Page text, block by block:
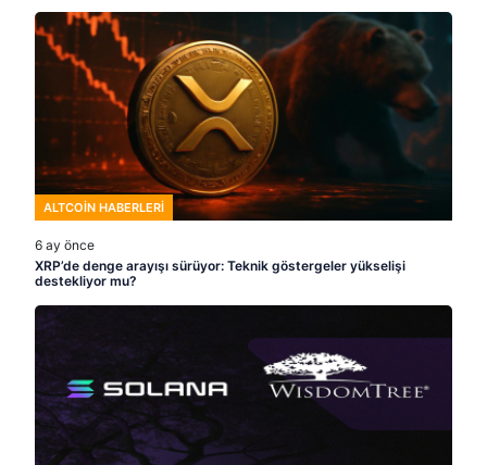
ALTCOIN HABERLERI
6 ay önce
XRP’de denge arayışı sürüyor: Teknik göstergeler yükselişi
destekliyor mu?